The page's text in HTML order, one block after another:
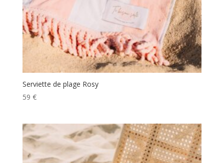
Serviette de plage Rosy
59 €